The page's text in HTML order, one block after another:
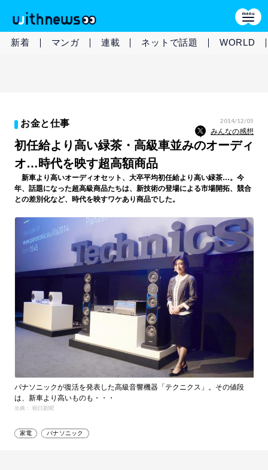
新着 マンガ 連載 ネットで話題 WORLD
お金と仕事 2014/12/05
みんなの感想
初任給より高い緑茶・高級車並みのオーディ
オ…時代を映す超高額商品
新車より高いオーディオセット、大卒平均初任給より高い緑茶…。今
年、話題になった超高級商品たちは、新技術の登場による市場開拓、競合
との差別化など、時代を映すワケあり商品でした。
パナソニックが復活を発表した高級音響機器「テクニクス」。その値段
は、新車より高いものも・・・
出典： 朝日新聞
家電 パナソニック